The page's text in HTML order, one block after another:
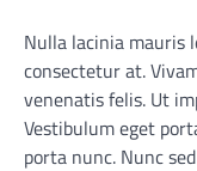
Nulla lacinia mauris
consectetur at.
venenatis felis. Ut
Vestibulum eget
porta nunc. Nunc